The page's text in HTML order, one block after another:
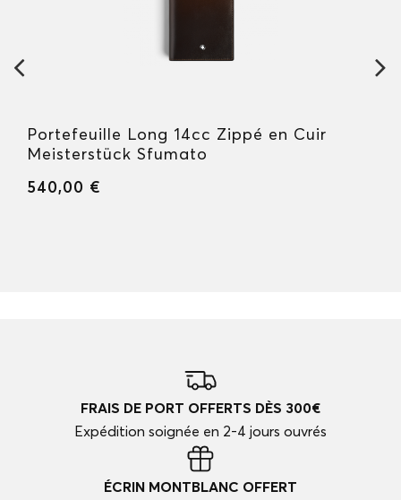
Portefeuille Long 14cc Zippé en Cuir
Meisterstück Sfumato
540,00 €
FRAIS DE PORT OFFERTS DÈS 300€
Expédition soignée en 2-4 jours ouvrés
ÉCRIN MONTBLANC OFFERT